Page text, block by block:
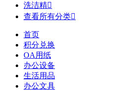
洗洁精
查看所有分类
首页
积分兑换
OA用纸
办公设备
生活用品
办公文具